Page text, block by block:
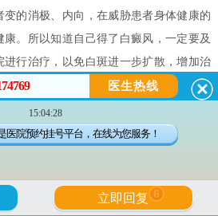
的消极、内向，在威胁患者身体健康的
康。所以知道自己得了白癜风，一定要及
进行治疗，以免白斑进一步扩散，增加治
早期症状？白癜风是一种慢性发展过程的
好能够把握早期治疗的时机，一旦发现
定到正规专业的白癜风医院进行诊断治
疗效果。因此，正确掌握白癜风早期的
有着极为重要的意义。那么，如何正确分
医生热线
15:04:28
医院预约挂号平台，在线为您服务！
立即回复 6